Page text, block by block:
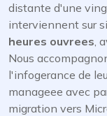
distante d'une
interviennent sur
heures ouvrees,
Nous
l'infogerance de
manageee avec
migration vers